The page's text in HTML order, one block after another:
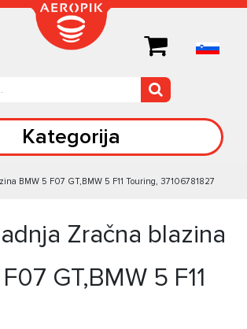
Kategorija
BMW 5 F07 GT,BMW 5 F11 Touring, 37106781827
Zračna blazina
GT,BMW 5 F11